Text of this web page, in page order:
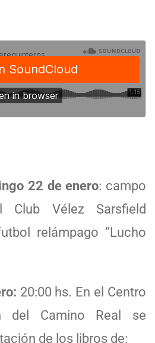
22 de enero: campo
Club Vélez Sarsfield
relámpago “Lucho
20:00 hs. En el Centro
del Camino Real se
de los libros de: